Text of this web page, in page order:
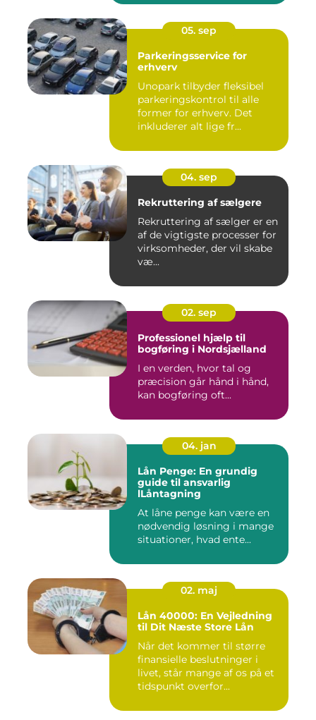
05. sep
Parkeringsservice for
erhverv
Unopark tilbyder fleksibel
parkeringskontrol til alle
former for erhverv. Det
inkluderer alt lige fr...
04. sep
Rekruttering af sælgere
Rekruttering af sælger er en
af de vigtigste processer for
virksomheder, der vil skabe
væ...
02. sep
Professionel hjælp til
bogføring i Nordsjælland
I en verden, hvor tal og
præcision går hånd i hånd,
kan bogføring oft...
04. jan
Lån Penge: En grundig
guide til ansvarlig
lLåntagning
At låne penge kan være en
nødvendig løsning i mange
situationer, hvad ente...
02. maj
Lån 40000: En Vejledning
til Dit Næste Store Lån
Når det kommer til større
finansielle beslutninger i
livet, står mange af os på et
tidspunkt overfor...